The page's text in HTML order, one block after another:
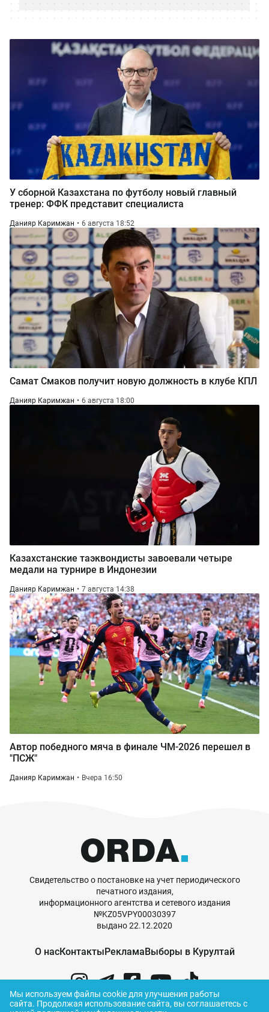
У сборной Казахстана по футболу новый главный
тренер: ФФК представит специалиста
Данияр Каримжан 6 августа 18:52
Самат Смаков получит новую должность в клубе КПЛ
Данияр Каримжан 6 августа 18:00
Казахстанские таэквондисты завоевали четыре
медали на турнире в Индонезии
Данияр Каримжан 7 августа 14:38
Автор победного мяча в финале ЧМ-2026 перешел в
"ПСЖ"
Данияр Каримжан Вчера 16:50
Свидетельство о постановке на учет периодического
печатного издания,
информационного агентства и сетевого издания
№KZ05VPY00030397
выдано 22.12.2020
О насКонтактыРекламаВыборы в Курултай
Мы используем файлы cookie для улучшения работы
сайта. Продолжая использование сайта, вы соглашаетесь с